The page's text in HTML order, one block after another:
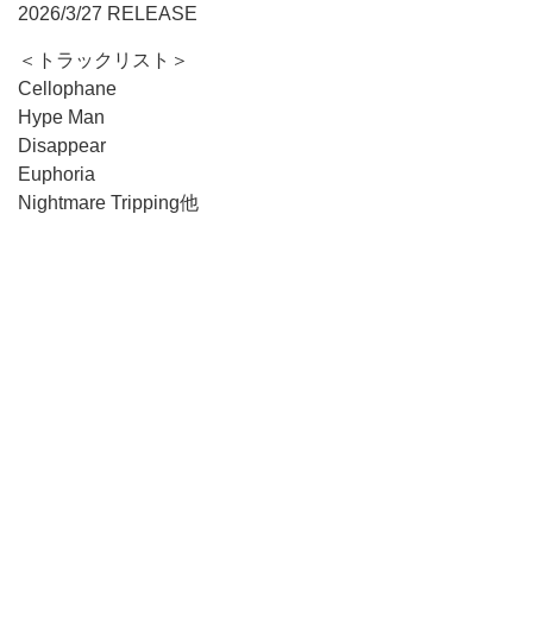
2026/3/27 RELEASE
＜トラックリスト＞
Cellophane
Hype Man
Disappear
Euphoria
Nightmare Tripping他